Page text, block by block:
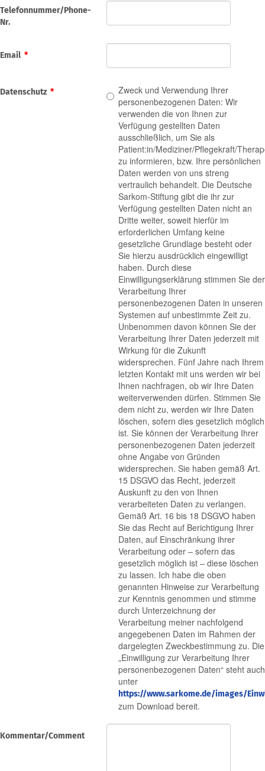
Telefonnummer/Phone-
Nr.
Email *
Datenschutz *
Zweck und Verwendung Ihrer
personenbezogenen Daten: Wir
verwenden die von Ihnen zur
Verfügung gestellten Daten
ausschließlich, um Sie als
Patient:in/Mediziner/Pflegekraft/
zu informieren, bzw. Ihre persönlichen
Daten werden von uns streng
vertraulich behandelt. Die Deutsche
Sarkom-Stiftung gibt die ihr zur
Verfügung gestellten Daten nicht an
Dritte weiter, soweit hierfür im
erforderlichen Umfang keine
gesetzliche Grundlage besteht oder
Sie hierzu ausdrücklich eingewilligt
haben. Durch diese
Einwilligungserklärung stimmen Sie der
Verarbeitung Ihrer
personenbezogenen Daten in unseren
Systemen auf unbestimmte Zeit zu.
Unbenommen davon können Sie der
Verarbeitung Ihrer Daten jederzeit mit
Wirkung für die Zukunft
widersprechen. Fünf Jahre nach Ihrem
letzten Kontakt mit uns werden wir bei
Ihnen nachfragen, ob wir Ihre Daten
weiterverwenden dürfen. Stimmen Sie
dem nicht zu, werden wir Ihre Daten
löschen, sofern dies gesetzlich möglich
ist. Sie können der Verarbeitung Ihrer
personenbezogenen Daten jederzeit
ohne Angabe von Gründen
widersprechen. Sie haben gemäß Art.
15 DSGVO das Recht, jederzeit
Auskunft zu den von Ihnen
verarbeiteten Daten zu verlangen.
Gemäß Art. 16 bis 18 DSGVO haben
Sie das Recht auf Berichtigung Ihrer
Daten, auf Einschränkung ihrer
Verarbeitung oder – sofern das
gesetzlich möglich ist – diese löschen
zu lassen. Ich habe die oben
genannten Hinweise zur Verarbeitung
zur Kenntnis genommen und stimme
durch Unterzeichnung der
Verarbeitung meiner nachfolgend
angegebenen Daten im Rahmen der
dargelegten Zweckbestimmung zu. Die
„Einwilligung zur Verarbeitung Ihrer
personenbezogenen Daten“ steht auch
unter
https://www.sarkome.de/images/
zum Download bereit.
Kommentar/Comment